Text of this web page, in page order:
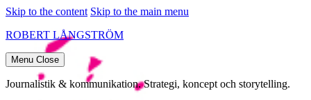
Skip to the content Skip to the main menu
ROBERT LÅNGSTRÖM
Menu Close
Journalistik & kommunikation. Strategi, koncept och storytelling.